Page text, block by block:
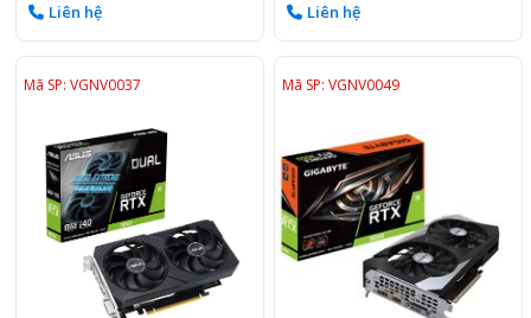
Liên hệ Liên hệ
Mã SP: VGNV0037 Mã SP: VGNV0049